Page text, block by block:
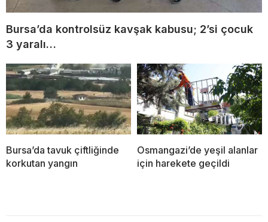
Bursa’da kontrolsüz kavşak kabusu; 2’si çocuk
3 yaralı…
Bursa’da tavuk çiftliğinde
korkutan yangın
Osmangazi’de yeşil alanlar
için harekete geçildi